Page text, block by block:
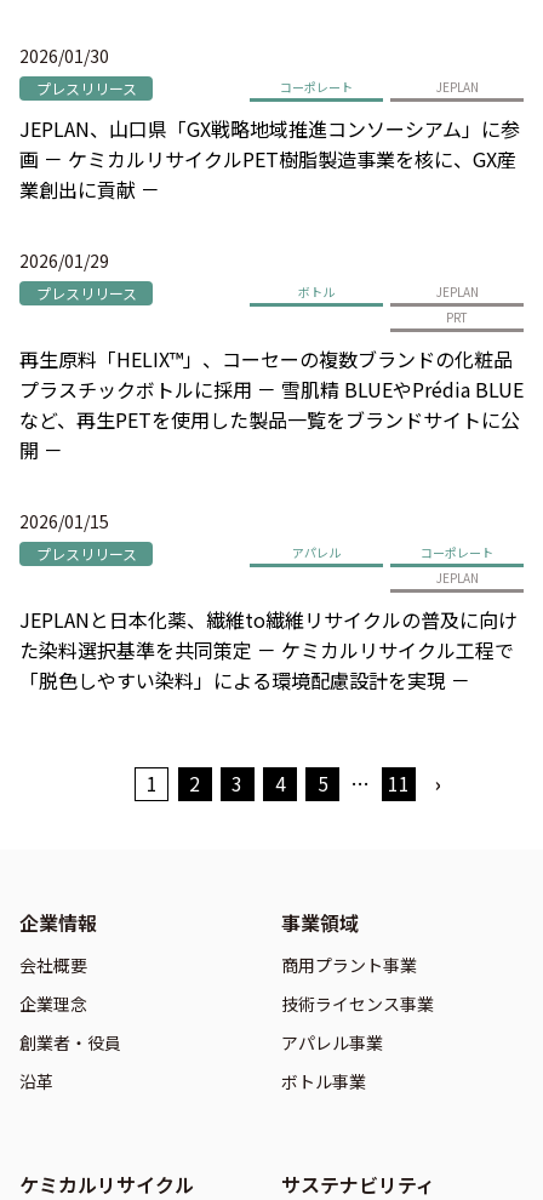
2026/01/30
プレスリリース コーポレート JEPLAN
JEPLAN、山口県「GX戦略地域推進コンソーシアム」に参
画 － ケミカルリサイクルPET樹脂製造事業を核に、GX産
業創出に貢献 －
2026/01/29
プレスリリース ボトル
JEPLAN
PRT
再生原料「HELIX™」、コーセーの複数ブランドの化粧品
プラスチックボトルに採用 － 雪肌精 BLUEやPrédia BLUE
など、再生PETを使用した製品一覧をブランドサイトに公
開 －
2026/01/15
プレスリリース アパレル
コーポレート
JEPLAN
JEPLANと日本化薬、繊維to繊維リサイクルの普及に向け
た染料選択基準を共同策定 － ケミカルリサイクル工程で
「脱色しやすい染料」による環境配慮設計を実現 －
1 2 3 4 5 … 11 ›
企業情報
会社概要
企業理念
創業者・役員
沿革
事業領域
商用プラント事業
技術ライセンス事業
アパレル事業
ボトル事業
ケミカルリサイクル サステナビリティ